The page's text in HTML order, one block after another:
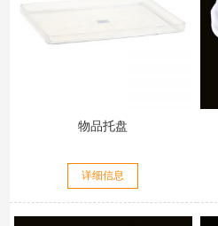
物品托盘
详细信息